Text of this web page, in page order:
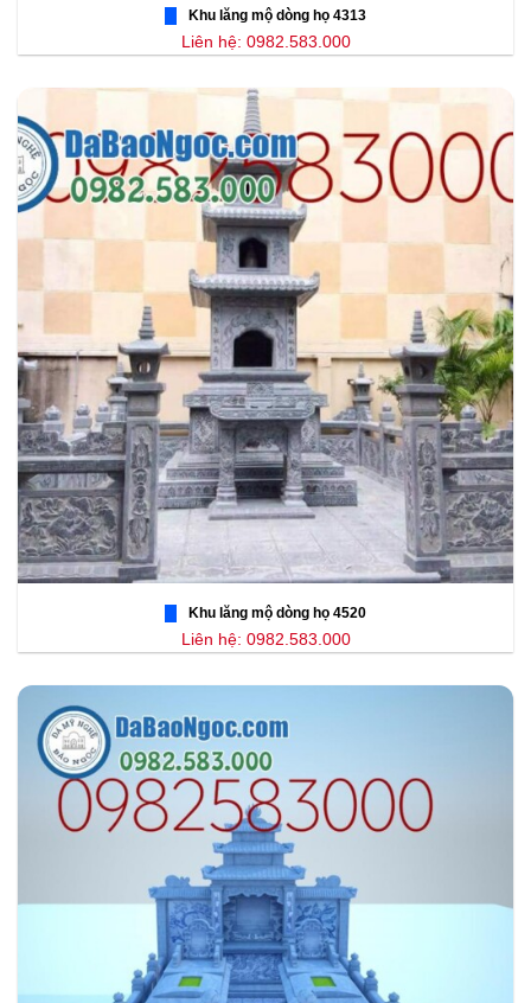
Khu lăng mộ dòng họ 4313
Liên hệ: 0982.583.000
Khu lăng mộ dòng họ 4520
Liên hệ: 0982.583.000